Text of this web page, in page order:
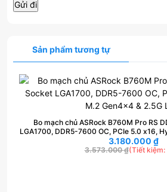
Sản phẩm tương tự
Bo mạch chủ ASRock B760M Pro RS
LGA1700, DDR5-7600 OC, PCIe 5.0 x16,
LAN
(Tiết kiệm:
3.573.000₫
3.180.000 ₫